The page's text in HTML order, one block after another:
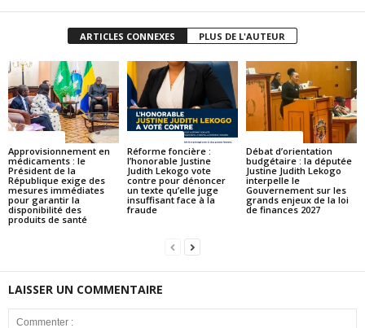
ARTICLES CONNEXES PLUS DE L'AUTEUR
Approvisionnement en
médicaments : le
Président de la
République exige des
mesures immédiates
pour garantir la
disponibilité des
produits de santé
Réforme foncière :
l’honorable Justine
Judith Lekogo vote
contre pour dénoncer
un texte qu’elle juge
insuffisant face à la
fraude
Débat d’orientation
budgétaire : la députée
Justine Judith Lekogo
interpelle le
Gouvernement sur les
grands enjeux de la loi
de finances 2027
LAISSER UN COMMENTAIRE